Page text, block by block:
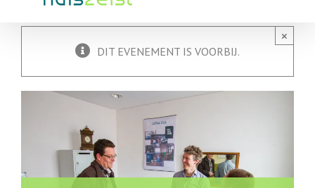
×
DIT EVENEMENT IS VOORBIJ.